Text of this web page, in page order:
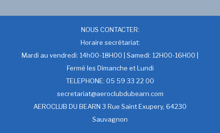
NOUS CONTACTER:
Horaire secrétariat:
Mardi au vendredi: 14h00-18H00 | Samedi: 12H00-16H00 |
Fermé les Dimanche et Lundi
TELEPHONE: 05 59 33 22 00
secretariat@aeroclubdubearn.com
AEROCLUB DU BEARN 3 Rue Saint Exupery, 64230
Sauvagnon